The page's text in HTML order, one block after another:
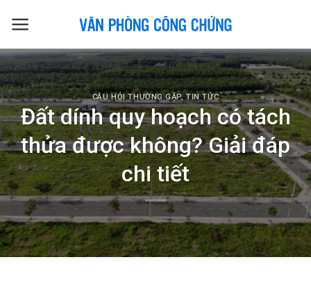
CÂU HỎI THƯỜNG GẶP,TIN TỨC
Đất dính quy hoạch có tách
thửa được không? Giải đáp
chi tiết